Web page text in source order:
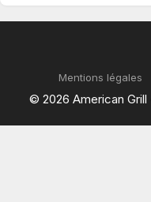
Mentions légales
© 2026 American Grill